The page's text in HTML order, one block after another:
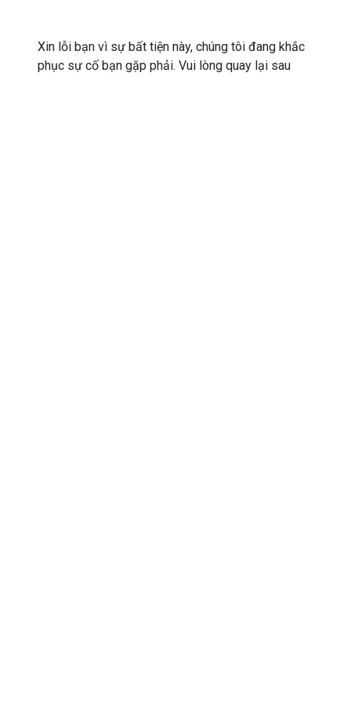
Xin lỗi bạn vì sự bất tiện này, chúng tôi đang khắc
phục sự cố bạn gặp phải. Vui lòng quay lại sau